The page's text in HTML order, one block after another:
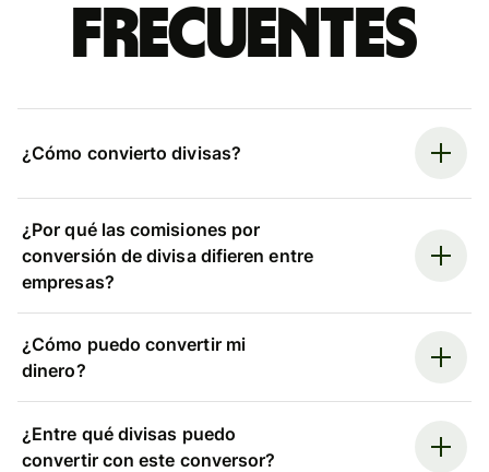
frecuentes
¿Cómo convierto divisas?
¿Por qué las comisiones por
conversión de divisa difieren entre
empresas?
¿Cómo puedo convertir mi
dinero?
¿Entre qué divisas puedo
convertir con este conversor?